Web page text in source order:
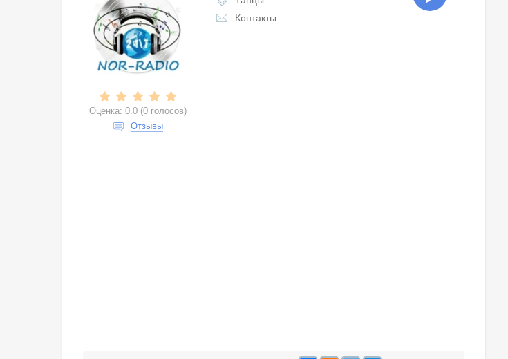
Оценка: 0.0 (0 голосов)
Отзывы
Контакты